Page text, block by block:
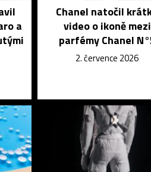
a
Chanel natočil
video o ikoně mezi
parfémy Chanel
2. července 2026